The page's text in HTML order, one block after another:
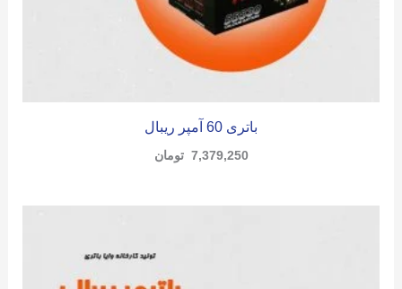
باتری 60 آمپر ریبال
7,379,250 تومان